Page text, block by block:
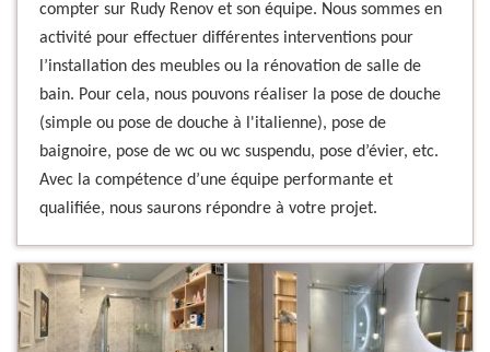
compter sur Rudy Renov et son équipe. Nous sommes en
activité pour effectuer différentes interventions pour
l’installation des meubles ou la rénovation de salle de
bain. Pour cela, nous pouvons réaliser la pose de douche
(simple ou pose de douche à l'italienne), pose de
baignoire, pose de wc ou wc suspendu, pose d’évier, etc.
Avec la compétence d’une équipe performante et
qualifiée, nous saurons répondre à votre projet.